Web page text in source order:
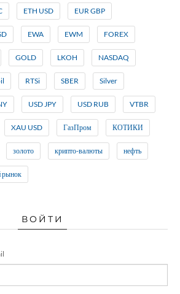
ETH USD EUR GBP
EWA EWM FOREX
GOLD LKOH NASDAQ
RTSi SBER Silver
USD JPY USD RUB VTBR
XAU USD ГазПром КОТИКИ
золото крипто-валюты нефть
рынок
ВОЙТИ